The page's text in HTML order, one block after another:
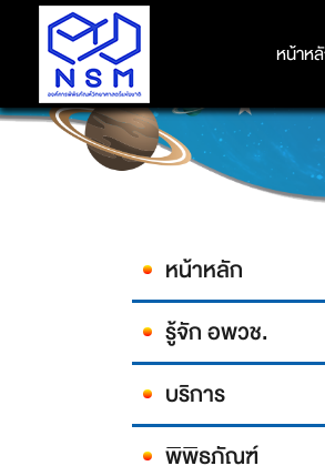
หน้าหลัก
หน้าห
องค์การพิพิธภัณฑ์วิทย
หน้าหลัก
รู้จัก อพวช.
บริการ
พิพิธภัณฑ์